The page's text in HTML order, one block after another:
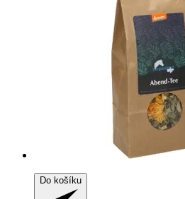
Do košíku